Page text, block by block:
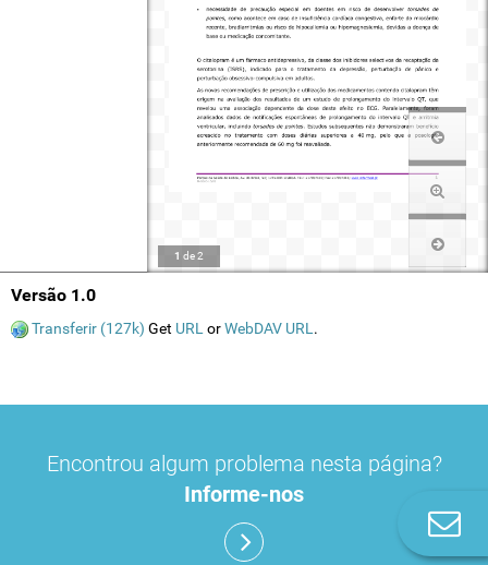
1 de2
Versão 1.0
Transferir (127k) Get URL orWebDAV URL .
Encontrou algum problema nesta página?
Informe-nos